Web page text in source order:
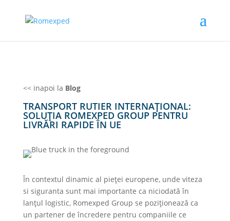
<< inapoi la Blog
TRANSPORT RUTIER INTERNAȚIONAL:
SOLUȚIA ROMEXPED GROUP PENTRU
LIVRĂRI RAPIDE ÎN UE
În contextul dinamic al pieţei europene, unde viteza
si siguranta sunt mai importante ca niciodată în
lanţul logistic, Romexped Group se poziţionează ca
un partener de încredere pentru companiile ce